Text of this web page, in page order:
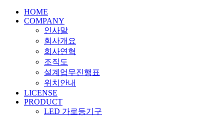
HOME
COMPANY
인사말
회사개요
회사연혁
조직도
설계업무진행표
위치안내
LICENSE
PRODUCT
LED 가로등기구